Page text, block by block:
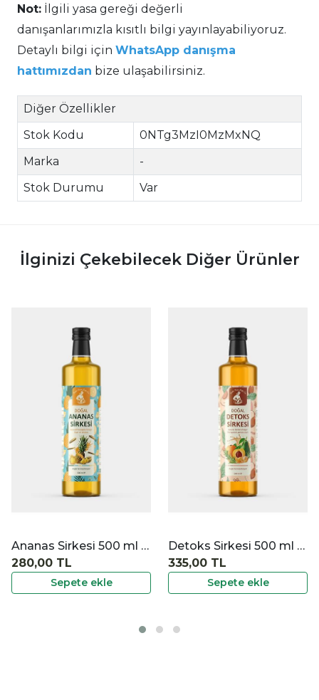
Not: İlgili yasa gereği değerli
danışanlarımızla kısıtlı bilgi yayınlayabiliyoruz.
Detaylı bilgi için WhatsApp danışma
hattımızdan bize ulaşabilirsiniz.
Diğer Özellikler
Stok Kodu
0NTg3MzI0MzMxNQ
Marka
-
Stok Durumu
Var
İlginizi Çekebilecek Diğer Ürünler
Ananas Sirkesi 500 ml Deva Hanım
Sepete ekle
280,00 TL
Detoks Sirkesi 500 ml Deva Hanım
Sepete ekle
335,00 TL